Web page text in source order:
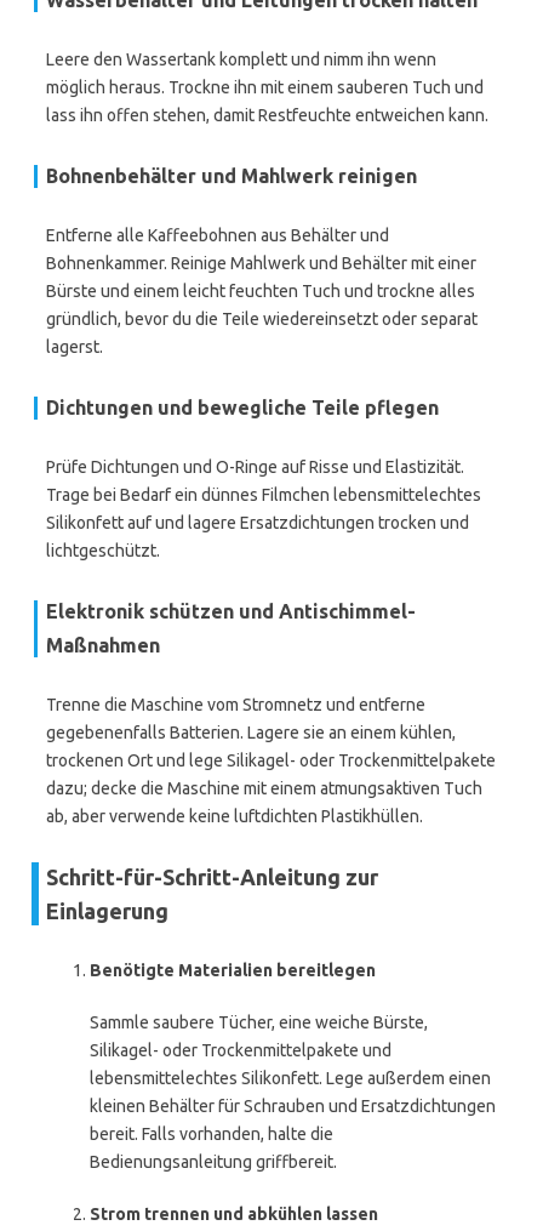
Leere den Wassertank komplett und nimm ihn wenn
möglich heraus. Trockne ihn mit einem sauberen Tuch und
lass ihn offen stehen, damit Restfeuchte entweichen kann.
Bohnenbehälter und Mahlwerk reinigen
Entferne alle Kaffeebohnen aus Behälter und
Bohnenkammer. Reinige Mahlwerk und Behälter mit einer
Bürste und einem leicht feuchten Tuch und trockne alles
gründlich, bevor du die Teile wiedereinsetzt oder separat
lagerst.
Dichtungen und bewegliche Teile pflegen
Prüfe Dichtungen und O-Ringe auf Risse und Elastizität.
Trage bei Bedarf ein dünnes Filmchen lebensmittelechtes
Silikonfett auf und lagere Ersatzdichtungen trocken und
lichtgeschützt.
Elektronik schützen und Antischimmel-
Maßnahmen
Trenne die Maschine vom Stromnetz und entferne
gegebenenfalls Batterien. Lagere sie an einem kühlen,
trockenen Ort und lege Silikagel- oder Trockenmittelpakete
dazu; decke die Maschine mit einem atmungsaktiven Tuch
ab, aber verwende keine luftdichten Plastikhüllen.
Schritt-für-Schritt-Anleitung zur
Einlagerung
Benötigte Materialien bereitlegen
Sammle saubere Tücher, eine weiche Bürste,
Silikagel- oder Trockenmittelpakete und
lebensmittelechtes Silikonfett. Lege außerdem einen
kleinen Behälter für Schrauben und Ersatzdichtungen
bereit. Falls vorhanden, halte die
Bedienungsanleitung griffbereit.
Strom trennen und abkühlen lassen